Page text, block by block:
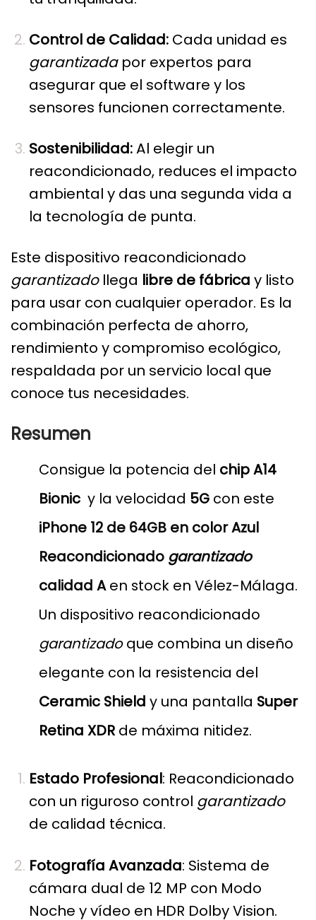
Control de Calidad: Cada unidad es
garantizadapor expertos para
asegurar que el software y los
sensores funcionen correctamente.
Sostenibilidad:Al elegir un
reacondicionado, reduces el impacto
ambiental y das una segunda vida a
la tecnología de punta.
Este dispositivo reacondicionado
garantizadollega libre de fábrica y listo
para usar con cualquier operador. Es la
combinación perfecta de ahorro,
rendimiento y compromiso ecológico,
respaldada por un servicio local que
conoce tus necesidades.
Resumen
Consigue la potencia del chip A14
Bionic y la velocidad 5G con este
iPhone 12 de 64GB en color Azul
Reacondicionado garantizado
calidad Aen stock en Vélez-Málaga.
Un dispositivo reacondicionado
garantizadoque combina un diseño
elegante con la resistencia del
Ceramic Shield y una pantalla Super
Retina XDR de máxima nitidez.
Estado Profesional: Reacondicionado
con un riguroso control garantizado
de calidad técnica.
Fotografía Avanzada: Sistema de
cámara dual de 12 MP con Modo
Noche y vídeo en HDR Dolby Vision.